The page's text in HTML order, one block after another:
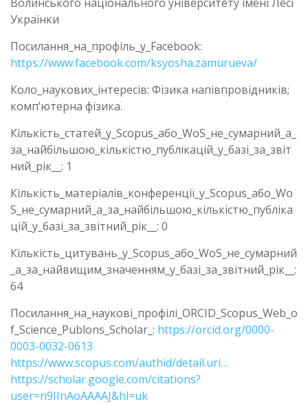
Українки
Посилання_на_профіль_у_Facebook:
https://www.facebook.com/ksyosha.zamurueva/
Коло_наукових_інтересів: Фізика напівпровідників;
комп’ютерна фізика.
Кількість_статей_у_Scopus_або_WoS_не_сумарний_а_
за_найбільшою_кількістю_публікацій_у_базі_за_звіт
ний_рік__: 1
Кількість_матеріалів_конференції_у_Scopus_або_Wo
S_не_сумарний_а_за_найбільшою_кількістю_публіка
цій_у_базі_за_звітний_рік__: 0
Кількість_цитувань_у_Scopus_або_WoS_не_сумарний
_а_за_найвищим_значенням_у_базі_за_звітний_рік__:
64
Посилання_на_наукові_профілі_ORCID_Scopus_Web_o
f_Science_Publons_Scholar_: https://orcid.org/0000-
0003-0032-0613
https://www.scopus.com/authid/detail.uri…
https://scholar.google.com/citations?
user=n9IInAoAAAAJ&hl=uk